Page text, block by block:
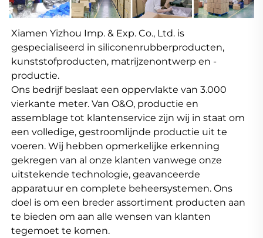
Xiamen Yizhou Imp. & Exp. Co., Ltd. is
gespecialiseerd in siliconenrubberproducten,
kunststofproducten, matrijzenontwerp en -
productie.
Ons bedrijf beslaat een oppervlakte van 3.000
vierkante meter. Van O&O, productie en
assemblage tot klantenservice zijn wij in staat om
een volledige, gestroomlijnde productie uit te
voeren. Wij hebben opmerkelijke erkenning
gekregen van al onze klanten vanwege onze
uitstekende technologie, geavanceerde
apparatuur en complete beheersystemen. Ons
doel is om een breder assortiment producten aan
te bieden om aan alle wensen van klanten
tegemoet te komen.